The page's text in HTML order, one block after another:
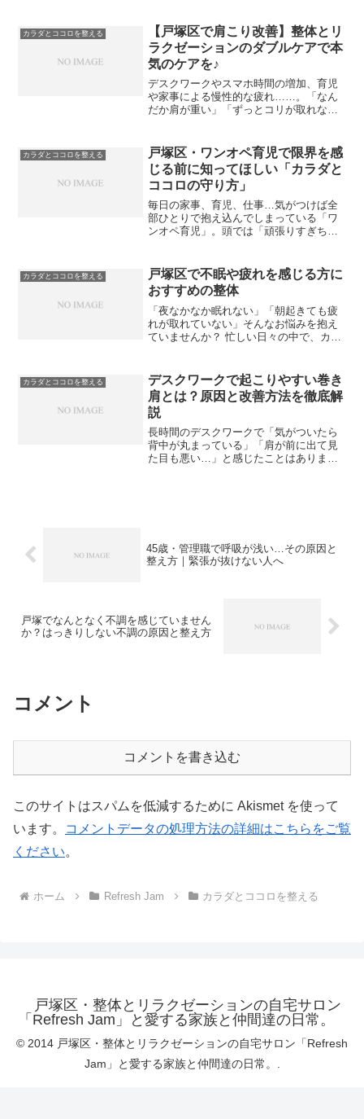
勢が崩れ、“そり腰”になっている方がとて
も多いんです (...
カラダとココロを整える
【戸塚区で肩こり改善】整体とリ
ラクゼーションのダブルケアで本
気のケアを♪
デスクワークやスマホ時間の増加、育児
や家事による慢性的な疲れ……。「なん
だか肩が重い」「ずっとコリが取れな
クセやストレス、血流不良が原因かもし
れません。そんなときにおす...
カラダとココロを整える
戸塚区・ワンオペ育児で限界を感
じる前に知ってほしい「カラダと
ココロの守り方」
毎日の家事、育児、仕事…気がつけば全
部ひとりで抱え込んでしまっている「ワ
ンオペ育児」。頭では「頑張りすぎちゃ
ら家が回らなくなる、子どもが待ってい
る、誰も代わりがいない…...
カラダとココロを整える
戸塚区で不眠や疲れを感じる方に
おすすめの整体
「夜なかなか眠れない」「朝起きても疲
れが取れていない」そんなお悩みを抱え
ていませんか？ 忙しい日々の中で、カラ
す。 実は、整体でカラダの巡りを整える
ことで、眠りやすさや...
カラダとココロを整える
デスクワークで起こりやすい巻き
肩とは？原因と改善方法を徹底解
説
長時間のデスクワークで「気がついたら
背中が丸まっている」「肩が前に出て見
た目も悪い…」と感じたことはありませ
45歳・管理職で呼吸が浅い…その原因と
整え方｜緊張が抜けない人へ
戸塚でなんとなく不調を感じていません
か？はっきりしない不調の原因と整え方
コメント
コメントを書き込む
このサイトはスパムを低減するために Akismet を使って
います。
コメントデータの処理方法の詳細はこちらをご覧
ください。
ホーム Refresh Jam カラダとココロを整える
戸塚区・整体とリラクゼーションの自宅サロン
「Refresh Jam」と愛する家族と仲間達の日常。
© 2014 戸塚区・整体とリラクゼーションの自宅サロン「Refresh
Jam」と愛する家族と仲間達の日常。.